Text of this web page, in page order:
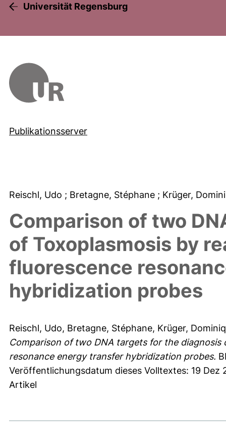
Universität Regensburg
Publikationsserver
Reischl, Udo ; Bretagne, Stéphane ; Krüger,
Comparison of two
of Toxoplasmosis by
fluorescence
hybridization probes
Reischl, Udo, Bretagne, Stéphane, Krüger,
Comparison of two DNA targets for the diagnosis
resonance energy transfer hybridization probes.
Veröffentlichungsdatum dieses Volltextes: 19 Dez
Artikel